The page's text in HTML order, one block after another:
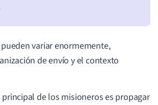
variar enormemente,
de envío y el contexto
de los misioneros es propagar